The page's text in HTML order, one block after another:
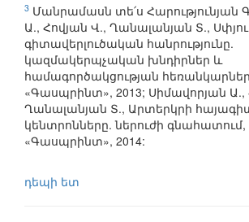
3 Մանրամասն տե՛ս Հարությունյան
Ա., Հովյան Վ., Ղանալանյան Տ.,
գիտավերլուծական հանրությունը.
կազմակերպչական խնդիրներ և
համագործակցության
«Գասպրինտ», 2013; Սիմավորյան Ա.,
Ղանալանյան Տ., Արտերկրի
կենտրոնները. ներուժի
«Գասպրինտ», 2014:
դեպի ետ